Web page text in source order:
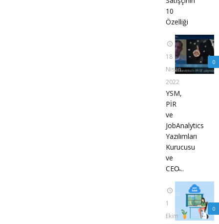
10
Özelliği
0
18
Nisan
2022
YSM,
PİR
ve
JobAnalytics
Yazılımları
Kurucusu
ve
CEO̵...
0
1
Ekim